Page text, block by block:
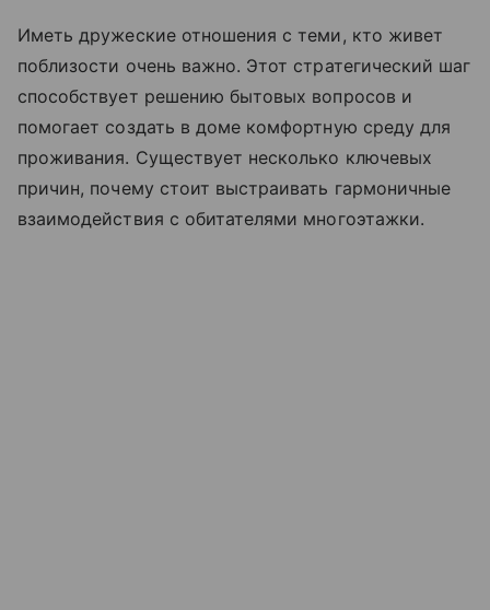
Иметь дружеские отношения с теми, кто живет
поблизости очень важно. Этот стратегический шаг
способствует решению бытовых вопросов и
помогает создать в доме комфортную среду для
проживания. Существует несколько ключевых
причин, почему стоит выстраивать гармоничные
взаимодействия с обитателями многоэтажки.